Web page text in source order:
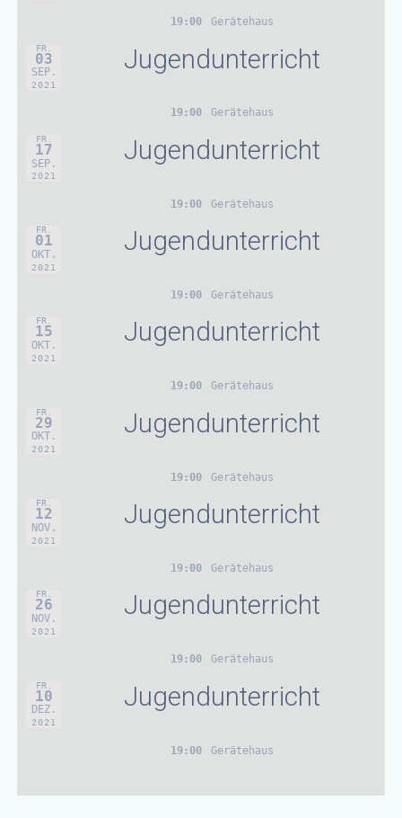
19:00 Gerätehaus
FR.
03
SEP.
2021
Jugendunterricht
19:00 Gerätehaus
FR.
17
SEP.
2021
Jugendunterricht
19:00 Gerätehaus
FR.
01
OKT.
2021
Jugendunterricht
19:00 Gerätehaus
FR.
15
OKT.
2021
Jugendunterricht
19:00 Gerätehaus
FR.
29
OKT.
2021
Jugendunterricht
19:00 Gerätehaus
FR.
12
NOV.
2021
Jugendunterricht
19:00 Gerätehaus
FR.
26
NOV.
2021
Jugendunterricht
19:00 Gerätehaus
FR.
10
DEZ.
2021
Jugendunterricht
19:00 Gerätehaus